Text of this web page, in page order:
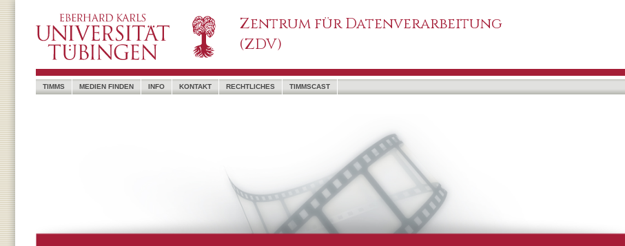
Zentrum für Datenverarbeitung
(ZDV)
TIMMS MEDIEN FINDEN INFO KONTAKT RECHTLICHES TIMMSCAST